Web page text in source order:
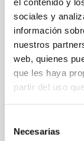
el contenido y
sociales y
información
nuestros
web, quienes
que les haya
partir del uso
Necesarias
The Instituto
received a
Director of
Observatory
center’s
scientific and